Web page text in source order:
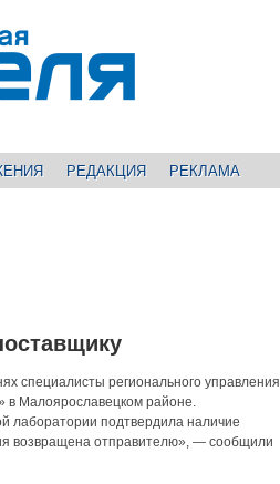
РЕДАКЦИЯ РЕКЛАМА
специалисты регионального управления
в Малоярославецком районе.
лаборатории подтвердила наличие
возвращена отправителю», — сообщили